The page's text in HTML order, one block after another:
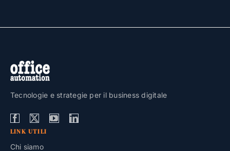
Tecnologie e strategie per il business digitale
LINK UTILI
Chi siamo